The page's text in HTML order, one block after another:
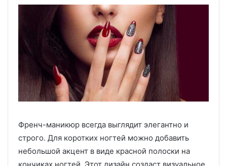
Френч-маникюр всегда выглядит элегантно и
строго. Для коротких ногтей можно добавить
небольшой акцент в виде красной полоски на